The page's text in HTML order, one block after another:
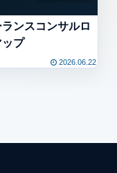
ンスコンサルロ
ップ
2026.06.22